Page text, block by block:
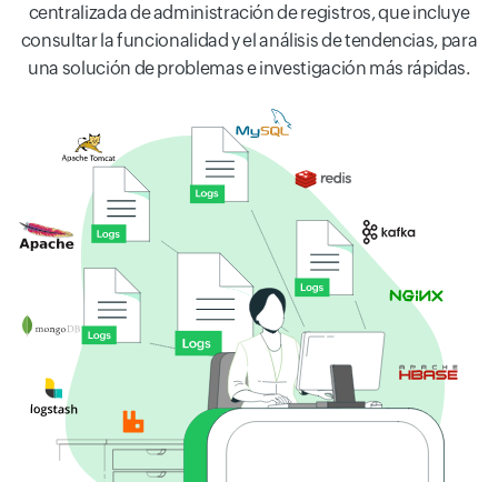
centralizada de administración de registros, que incluye
consultar la funcionalidad y el análisis de tendencias, para
una solución de problemas e investigación más rápidas.